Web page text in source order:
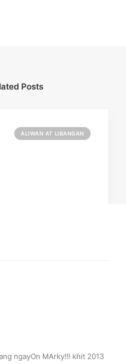
Posts
ALIWAN AT LIBANGAN
this Valentine’s Day?
has got you…
ngayOn MArky!!! khit 2013